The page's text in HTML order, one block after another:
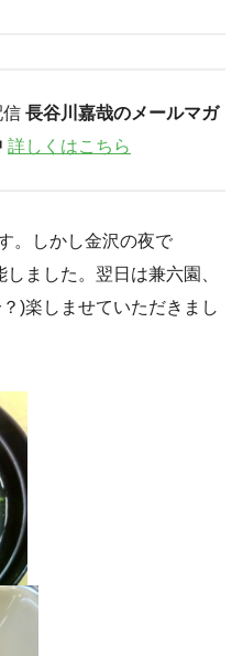
信 長谷川嘉哉のメールマガ
詳しくはこちら
。しかし金沢の夜で
ました。翌日は兼六園、
)楽しませていただきまし